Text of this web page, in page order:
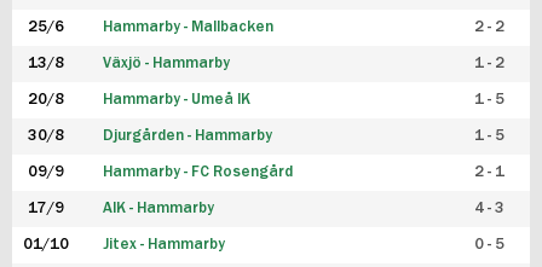
25/6 Hammarby - Mallbacken 2 - 2
13/8 Växjö - Hammarby 1 - 2
20/8 Hammarby - Umeå IK 1 - 5
30/8 Djurgården - Hammarby 1 - 5
09/9 Hammarby - FC Rosengård 2 - 1
17/9 AIK - Hammarby 4 - 3
01/10 Jitex - Hammarby 0 - 5